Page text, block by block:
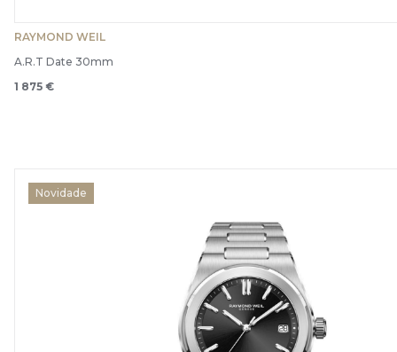
RAYMOND WEIL
A.R.T Date 30mm
1 875 €
Novidade